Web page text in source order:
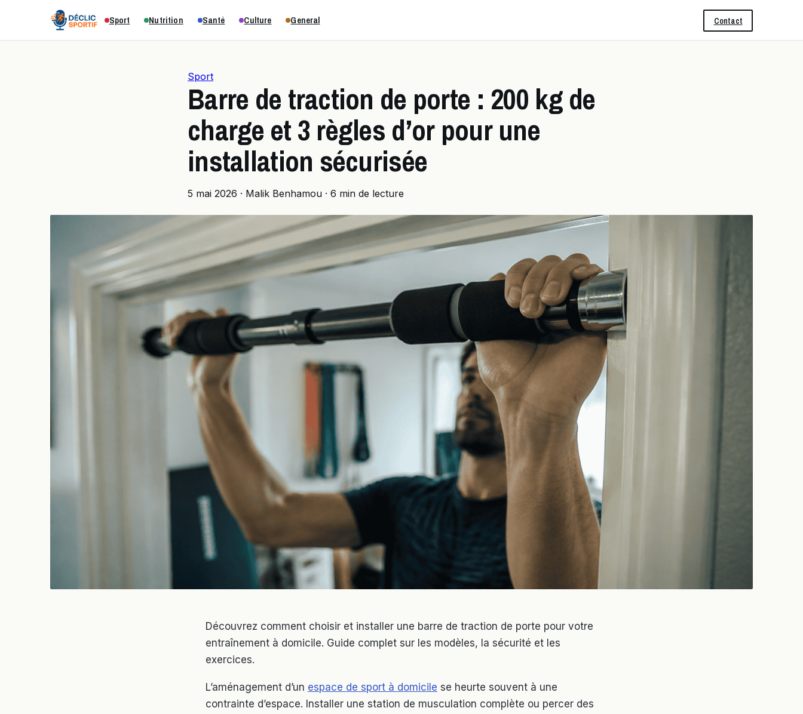
Sport Nutrition Santé Culture General Contact
Sport
Barre de traction de porte : 200 kg de
charge et 3 règles d’or pour une
installation sécurisée
5 mai 2026 · Malik Benhamou · 6 min de lecture
Découvrez comment choisir et installer une barre de traction de porte pour votre
entraînement à domicile. Guide complet sur les modèles, la sécurité et les
exercices.
L’aménagement d’un espace de sport à domicile se heurte souvent à une
contrainte d’espace. Installer une station de musculation complète ou percer des